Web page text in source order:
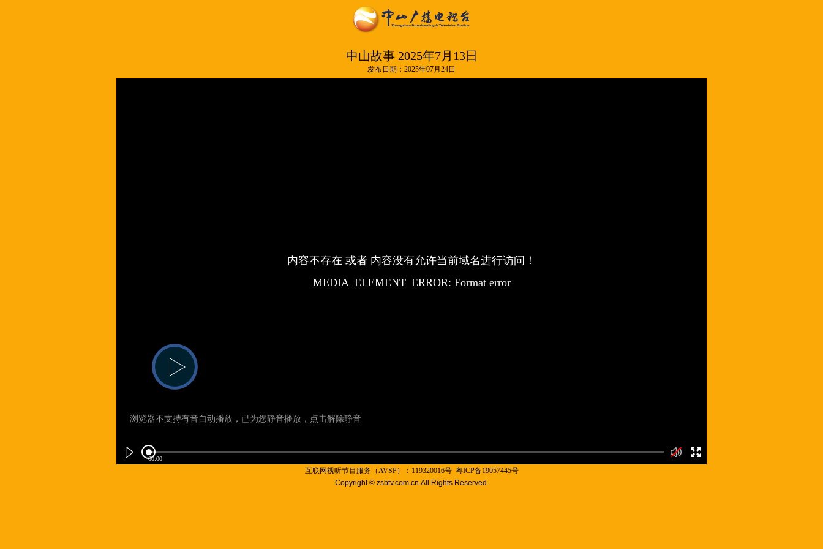
中山故事 2025年7月13日
发布日期：2025年07月24日
互联网视听节目服务（AVSP）：119320016号 粤ICP备19057445号
Copyright © zsbtv.com.cn.All Rights Reserved.